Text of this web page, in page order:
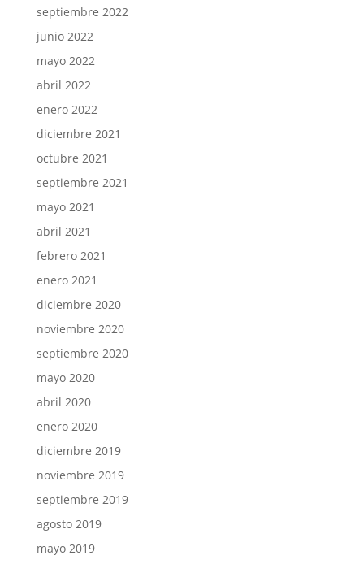
septiembre 2022
junio 2022
mayo 2022
abril 2022
enero 2022
diciembre 2021
octubre 2021
septiembre 2021
mayo 2021
abril 2021
febrero 2021
enero 2021
diciembre 2020
noviembre 2020
septiembre 2020
mayo 2020
abril 2020
enero 2020
diciembre 2019
noviembre 2019
septiembre 2019
agosto 2019
mayo 2019